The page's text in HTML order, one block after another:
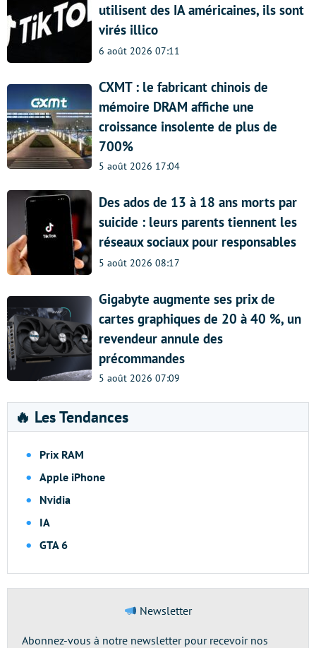
utilisent des IA américaines, ils sont
virés illico
6 août 2026 07:11
CXMT : le fabricant chinois de
mémoire DRAM affiche une
croissance insolente de plus de
700%
5 août 2026 17:04
Des ados de 13 à 18 ans morts par
suicide : leurs parents tiennent les
réseaux sociaux pour responsables
5 août 2026 08:17
Gigabyte augmente ses prix de
cartes graphiques de 20 à 40 %, un
revendeur annule des
précommandes
5 août 2026 07:09
🔥 Les Tendances
Prix RAM
Apple iPhone
Nvidia
IA
GTA 6
Newsletter
Abonnez-vous à notre newsletter pour recevoir nos